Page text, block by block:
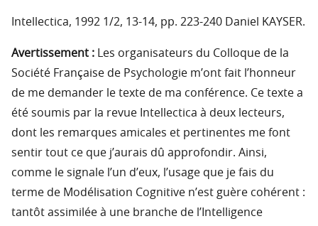
Intellectica, 1992 1/2, 13-14, pp. 223-240 Daniel KAYSER.
Avertissement :
Les organisateurs du Colloque de la
Société Française de Psychologie m’ont fait l’honneur
de me demander le texte de ma conférence. Ce texte a
été soumis par la revue Intellectica à deux lecteurs,
dont les remarques amicales et pertinentes me font
sentir tout ce que j’aurais dû approfondir. Ainsi,
comme le signale l’un d’eux, l’usage que je fais du
terme de Modélisation Cognitive n’est guère cohérent :
tantôt assimilée à une branche de l’Intelligence